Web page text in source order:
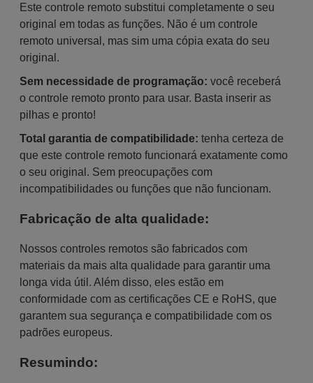
Este controle remoto substitui completamente o seu
original em todas as funções. Não é um controle
remoto universal, mas sim uma cópia exata do seu
original.
Sem necessidade de programação: você receberá
o controle remoto pronto para usar. Basta inserir as
pilhas e pronto!
Total garantia de compatibilidade: tenha certeza de
que este controle remoto funcionará exatamente como
o seu original. Sem preocupações com
incompatibilidades ou funções que não funcionam.
Fabricação de alta qualidade:
Nossos controles remotos são fabricados com
materiais da mais alta qualidade para garantir uma
longa vida útil. Além disso, eles estão em
conformidade com as certificações CE e RoHS, que
garantem sua segurança e compatibilidade com os
padrões europeus.
Resumindo: